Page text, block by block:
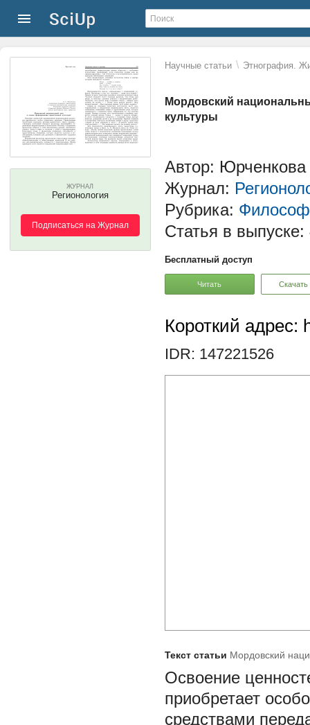
Научные статьи \ Этнография.
Мордовский
культуры
ЖУРНАЛ
Регионология
Подписаться на Журнал
Автор: Юрченкова
Журнал:
Рубрика:
Статья в выпуске:
Бесплатный доступ
Читать Скачать
Короткий адрес:
IDR: 147221526
Текст статьи Мордовский
Освоение
приобретает
средствами